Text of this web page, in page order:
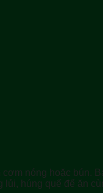
nóng hoặc bún.
lủi, húng quế để ăn